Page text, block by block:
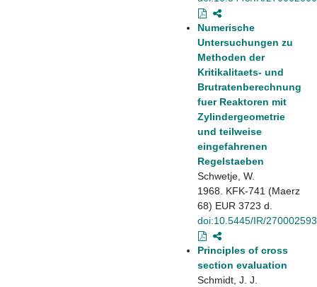
Numerische
Untersuchungen zu
Methoden der
Kritikalitaets- und
Brutratenberechnung
fuer Reaktoren mit
Zylindergeometrie
und teilweise
eingefahrenen
Regelstaeben
Schwetje, W.
1968. KFK-741 (Maerz
68) EUR 3723 d.
doi:10.5445/IR/270002593
Principles of cross
section evaluation
Schmidt, J. J.